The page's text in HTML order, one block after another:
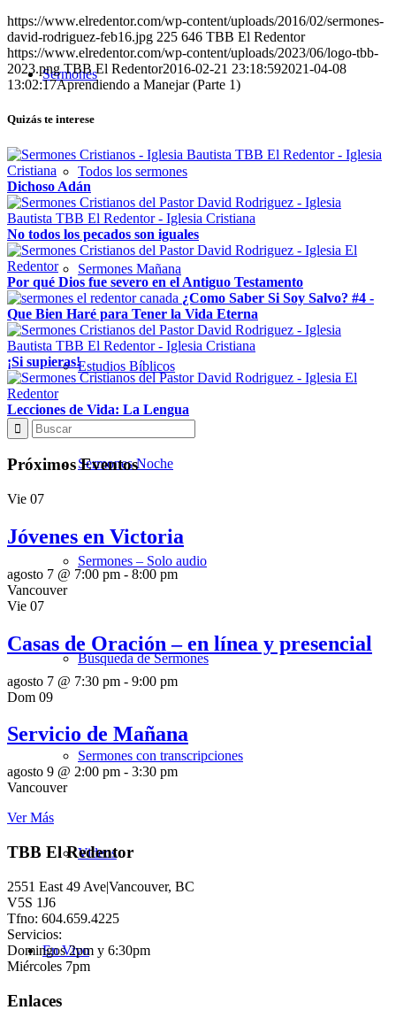
Sermones
Todos los sermones
Sermones Mañana
Estudios Bíblicos
Sermones Noche
Sermones – Solo audio
Búsqueda de Sermones
Sermones con transcripciones
Videos
En Vivo
https://www.elredentor.com/wp-content/uploads/2016/02/sermones-
david-rodriguez-feb16.jpg 225 646 TBB El Redentor
https://www.elredentor.com/wp-content/uploads/2023/06/logo-tbb-
2023.png TBB El Redentor2016-02-21 23:18:592021-04-08
13:02:17Aprendiendo a Manejar (Parte 1)
Quizás te interese
Dichoso Adán
No todos los pecados son iguales
Por qué Dios fue severo en el Antiguo Testamento
¿Como Saber Si Soy Salvo? #4 -
Que Bien Haré para Tener la Vida Eterna
¡Si supieras!
Lecciones de Vida: La Lengua
Próximos Eventos
Vie 07
Jóvenes en Victoria
agosto 7 @ 7:00 pm - 8:00 pm
Vancouver
Vie 07
Casas de Oración – en línea y presencial
agosto 7 @ 7:30 pm - 9:00 pm
Dom 09
Servicio de Mañana
agosto 9 @ 2:00 pm - 3:30 pm
Vancouver
Ver Más
TBB El Redentor
2551 East 49 Ave|Vancouver, BC
V5S 1J6
Tfno: 604.659.4225
Servicios:
Domingos 2pm y 6:30pm
Miércoles 7pm
Enlaces